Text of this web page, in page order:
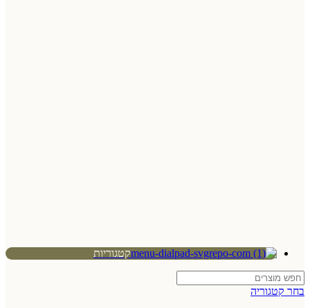
קטגוריות
בחר קטגוריה